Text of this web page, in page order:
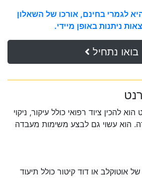
לגמרי בחינם, אורכו של השאלון
ניתנות באופן מיידי.
בואו נתחיל
להכין ציוד רפואי כולל עיקור, ניקוי
הוא עשוי גם לבצע משימות מעבדה
אוטוקלב או דוד קיטור כולל תיעוד